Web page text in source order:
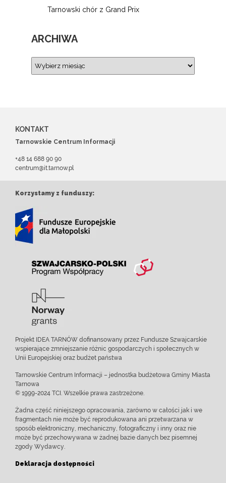
Tarnowski chór z Grand Prix
ARCHIWA
KONTAKT
Tarnowskie Centrum Informacji
+48 14 688 90 90
centrum@it.tarnow.pl
Korzystamy z funduszy:
Projekt IDEA TARNÓW dofinansowany przez Fundusze Szwajcarskie
wspierające zmniejszanie różnic gospodarczych i społecznych w
Unii Europejskiej oraz budżet państwa
Tarnowskie Centrum Informacji – jednostka budżetowa Gminy Miasta
Tarnowa
© 1999-2024 TCI. Wszelkie prawa zastrzeżone.
Żadna część niniejszego opracowania, zarówno w całości jak i we
fragmentach nie może być reprodukowana ani przetwarzana w
sposób elektroniczny, mechaniczny, fotograficzny i inny oraz nie
może być przechowywana w żadnej bazie danych bez pisemnej
zgody Wydawcy.
Deklaracja dostępności